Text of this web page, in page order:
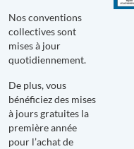
Nos conventions
collectives sont
mises à jour
quotidiennement.
De plus, vous
bénéficiez des mises
à jours gratuites la
première année
pour l’achat de